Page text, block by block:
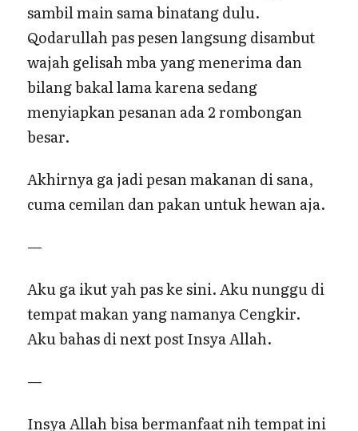
sambil main sama binatang dulu.
Qodarullah pas pesen langsung disambut
wajah gelisah mba yang menerima dan
bilang bakal lama karena sedang
menyiapkan pesanan ada 2 rombongan
besar.
Akhirnya ga jadi pesan makanan di sana,
cuma cemilan dan pakan untuk hewan aja.
—
Aku ga ikut yah pas ke sini. Aku nunggu di
tempat makan yang namanya Cengkir.
Aku bahas di next post Insya Allah.
—
Insya Allah bisa bermanfaat nih tempat ini